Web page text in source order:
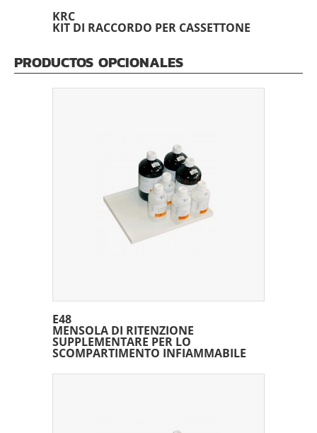
KRC
KIT DI RACCORDO PER CASSETTONE
PRODUCTOS OPCIONALES
E48
MENSOLA DI RITENZIONE
SUPPLEMENTARE PER LO
SCOMPARTIMENTO INFIAMMABILE